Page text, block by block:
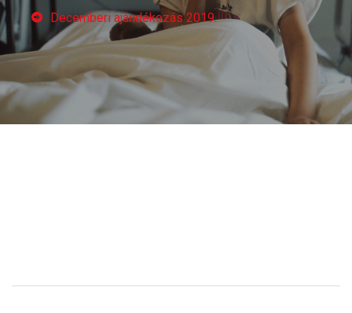
Decemberi ajándékozás 2019.